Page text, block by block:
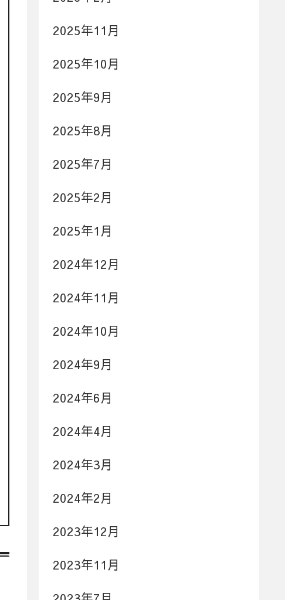
2025年11月
2025年10月
2025年9月
2025年8月
2025年7月
2025年2月
2025年1月
2024年12月
2024年11月
2024年10月
2024年9月
2024年6月
2024年4月
2024年3月
2024年2月
2023年12月
2023年11月